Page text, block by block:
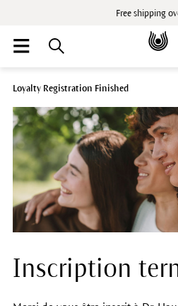
Free shipping
Loyalty Registration Finished
Inscription